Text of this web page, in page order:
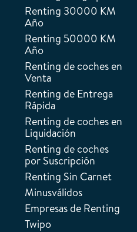
Renting 30000 KM
Año
Renting 50000 KM
Año
Renting de coches en
Venta
Renting de Entrega
Rápida
Renting de coches en
Liquidación
Renting de coches
por Suscripción
Renting Sin Carnet
Minusválidos
Empresas de Renting
Twipo